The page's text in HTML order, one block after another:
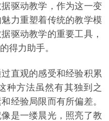
驱动教学，作为这一变
力重塑着传统的教学模
驱动教学的重要工具，
得力助手。
直观的感受和经验积累
种方法虽然有其独到之
经验局限而有所偏差。
是一缕晨光，照亮了教